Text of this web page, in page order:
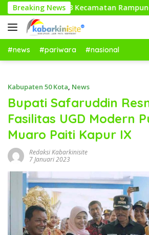
a
g
u
Breaking News
Dasar di 13 Kecamatan Rampung,
#news #pariwara #nasional
Kabupaten 50 Kota, News
Bupati Safaruddin
Fasilitas UGD Modern
Muaro Paiti Kapur IX
Redaksi Kabarkinisite
7 Januari 2023